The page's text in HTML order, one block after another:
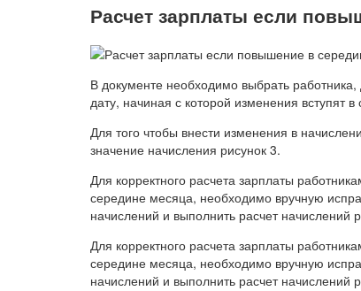
Расчет зарплаты если
В документе необходимо выбрать
дату, начиная с которой изменения вступят в
Для того чтобы внести изменения в
значение начисления рисунок 3.
Для корректного расчета зарплаты
середине месяца, необходимо вручную
начислений и выполнить расчет начислений
Для корректного расчета зарплаты
середине месяца, необходимо вручную
начислений и выполнить расчет начислений